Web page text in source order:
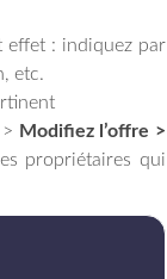
effet : indiquez par
etc.
Modifiez l’offre >
propriétaires qui